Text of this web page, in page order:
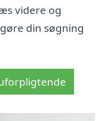
videre og
din søgning